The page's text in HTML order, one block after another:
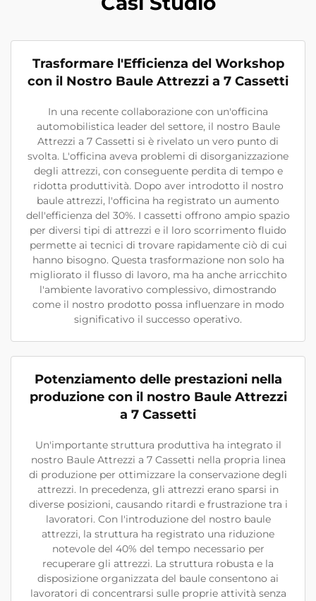
Trasformare l'Efficienza del Workshop
con il Nostro Baule Attrezzi a 7 Cassetti
In una recente collaborazione con un'officina
automobilistica leader del settore, il nostro Baule
Attrezzi a 7 Cassetti si è rivelato un vero punto di
svolta. L'officina aveva problemi di disorganizzazione
degli attrezzi, con conseguente perdita di tempo e
ridotta produttività. Dopo aver introdotto il nostro
baule attrezzi, l'officina ha registrato un aumento
dell'efficienza del 30%. I cassetti offrono ampio spazio
per diversi tipi di attrezzi e il loro scorrimento fluido
permette ai tecnici di trovare rapidamente ciò di cui
hanno bisogno. Questa trasformazione non solo ha
migliorato il flusso di lavoro, ma ha anche arricchito
l'ambiente lavorativo complessivo, dimostrando
come il nostro prodotto possa influenzare in modo
significativo il successo operativo.
Potenziamento delle prestazioni nella
produzione con il nostro Baule Attrezzi
a 7 Cassetti
Un'importante struttura produttiva ha integrato il
nostro Baule Attrezzi a 7 Cassetti nella propria linea
di produzione per ottimizzare la conservazione degli
attrezzi. In precedenza, gli attrezzi erano sparsi in
diverse posizioni, causando ritardi e frustrazione tra i
lavoratori. Con l'introduzione del nostro baule
attrezzi, la struttura ha registrato una riduzione
notevole del 40% del tempo necessario per
recuperare gli attrezzi. La struttura robusta e la
disposizione organizzata del baule consentono ai
lavoratori di concentrarsi sulle proprie attività senza